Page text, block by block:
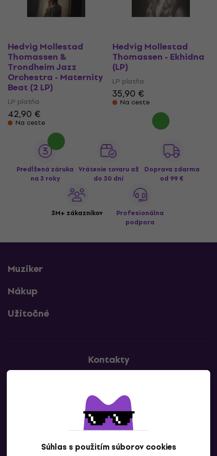
Súhlas s použitím súborov cookies
Hedvig Mollestad
Thomassen &
Trondheim Jazz
Orchestra - Maternity
Beat (2 LP)
LP platňa
42,90 €
Na ceste
Hedvig Mollestad
Thomassen - Ekhidna
(LP)
LP platňa
35,90 €
Na ceste
Predĺžená záruka
na 3 roky
Vrátenie tovaru až
do 30 dní
Doprava zdarma
od 99 €
3M+ zákazníkov
Profesionálna
podpora
Muziker
Nákup
Užitočné
Kontakty